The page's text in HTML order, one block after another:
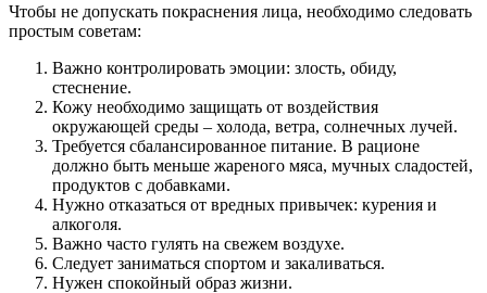
Чтобы не допускать покраснения лица, необходимо следовать
простым советам:
Важно контролировать эмоции: злость, обиду,
стеснение.
Кожу необходимо защищать от воздействия
окружающей среды – холода, ветра, солнечных лучей.
Требуется сбалансированное питание. В рационе
должно быть меньше жареного мяса, мучных сладостей,
продуктов с добавками.
Нужно отказаться от вредных привычек: курения и
алкоголя.
Важно часто гулять на свежем воздухе.
Следует заниматься спортом и закаливаться.
Нужен спокойный образ жизни.